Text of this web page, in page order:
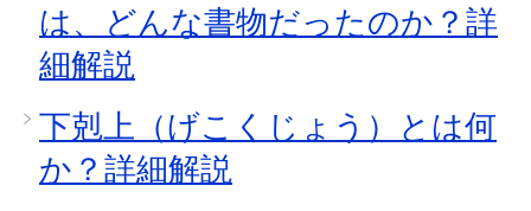
は、どんな書物だったのか？詳
細解説
下剋上（げこくじょう）とは何
か？詳細解説